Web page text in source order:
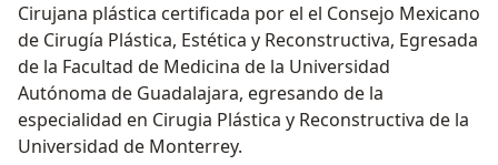
Cirujana plástica certificada por el el Consejo Mexicano
de Cirugía Plástica, Estética y Reconstructiva, Egresada
de la Facultad de Medicina de la Universidad
Autónoma de Guadalajara, egresando de la
especialidad en Cirugia Plástica y Reconstructiva de la
Universidad de Monterrey.